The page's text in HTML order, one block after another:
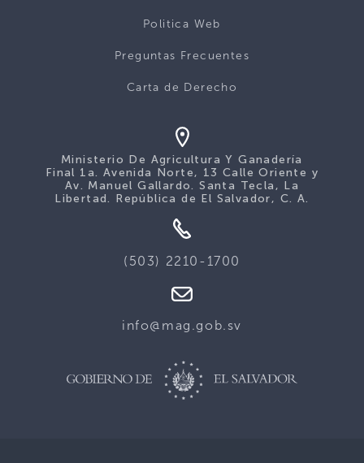
Politica Web
Preguntas Frecuentes
Carta de Derecho
Ministerio De Agricultura Y Ganadería
Final 1a. Avenida Norte, 13 Calle Oriente y
Av. Manuel Gallardo. Santa Tecla, La
Libertad. República de El Salvador, C. A.
(503) 2210-1700
info@mag.gob.sv